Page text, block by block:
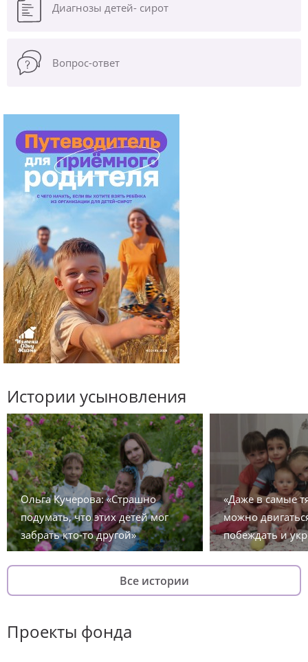
Диагнозы детей- сирот
Вопрос-ответ
Истории усыновления
Ольга Кучерова: «Страшно
подумать, что этих детей мог
забрать кто-то другой»
«Даже в самые
можно
побеждать и
Все истории
Проекты фонда